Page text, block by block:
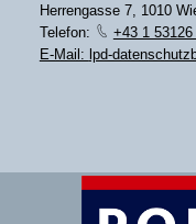
Herrengasse 7, 1010
Telefon:
+43 1 53126
E-Mail: lpd-